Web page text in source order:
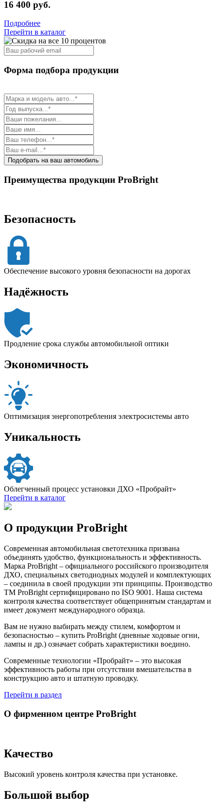
16 400 руб.
Подробнее
Перейти в каталог
Форма подбора продукции
Подобрать на ваш автомобиль
Преимущества продукции ProBright
Безопасность
Обеспечение высокого уровня безопасности на дорогах
Надёжность
Продление срока службы автомобильной оптики
Экономичность
Оптимизация энергопотребления электросистемы авто
Уникальность
Облегченный процесс установки ДХО «Пробрайт»
Перейти в каталог
О продукции ProBright
Современная автомобильная светотехника призвана
объединять удобство, функциональность и эффективность.
Марка ProBright – официального российского производителя
ДХО, специальных светодиодных модулей и комплектующих
– соединила в своей продукции эти принципы. Производство
ТМ ProBright сертифицировано по ISO 9001. Наша система
контроля качества соответствует общепринятым стандартам и
имеет документ международного образца.
Вам не нужно выбирать между стилем, комфортом и
безопасностью – купить ProBright (дневные ходовые огни,
лампы и др.) означает собрать характеристики воедино.
Современные технологии «Пробрайт» – это высокая
эффективность работы при отсутствии вмешательства в
конструкцию авто и штатную проводку.
Перейти в раздел
О фирменном центре ProBright
Качество
Высокий уровень контроля качества при установке.
Большой выбор